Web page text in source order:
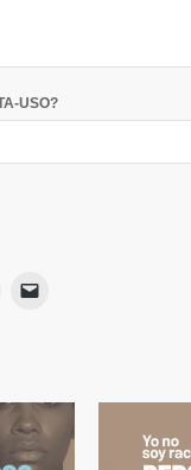
USO?
nueva)
electrónico
a
un
amigo